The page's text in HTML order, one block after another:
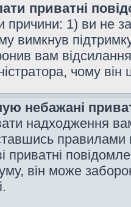
приватні
1) ви не
вимкнув
вам
чому він
небажані
надходження
приватні
він може